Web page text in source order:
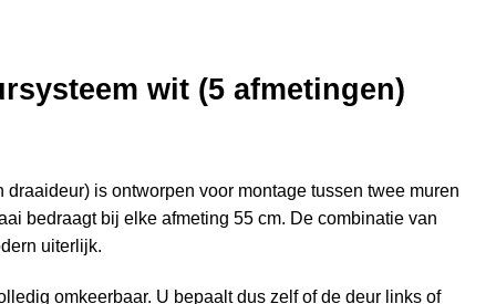
wit (5 afmetingen)
is ontworpen voor montage tussen twee muren
bedraagt bij elke afmeting 55 cm. De combinatie van
uiterlijk.
omkeerbaar. U bepaalt dus zelf of de deur links of